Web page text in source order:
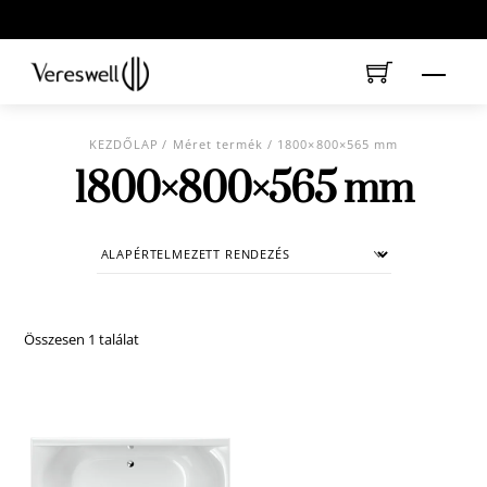
to
content
Menu
KEZDŐLAP / Méret termék / 1800×800×565 mm
1800×800×565 mm
Összesen 1 találat